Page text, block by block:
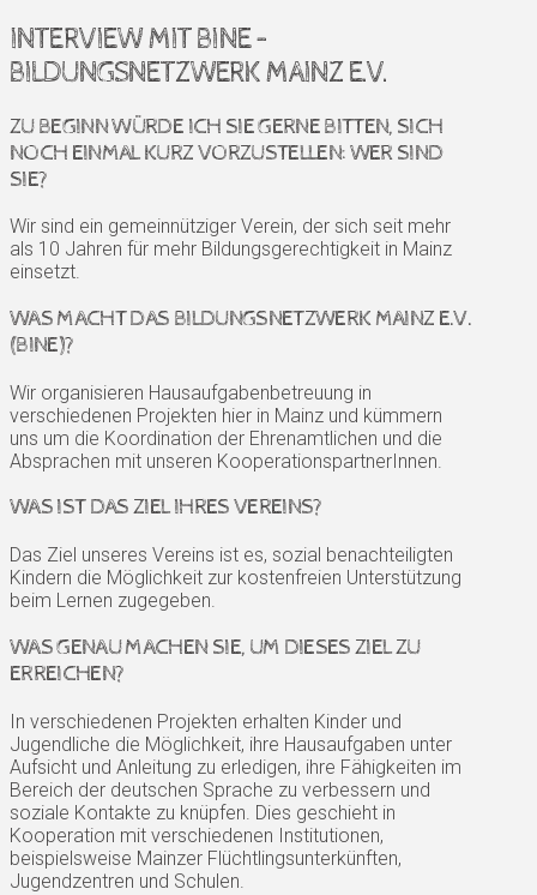
INTERVIEW MIT BINE –
BILDUNGSNETZWERK MAINZ E.V.
ZU BEGINN WÜRDE ICH SIE GERNE BITTEN, SICH
NOCH EINMAL KURZ VORZUSTELLEN: WER SIND
SIE?
Wir sind ein gemeinnütziger Verein, der sich seit mehr
als 10 Jahren für mehr Bildungsgerechtigkeit in Mainz
einsetzt.
WAS MACHT DAS BILDUNGSNETZWERK MAINZ E.V.
(BINE)?
Wir organisieren Hausaufgabenbetreuung in
verschiedenen Projekten hier in Mainz und kümmern
uns um die Koordination der Ehrenamtlichen und die
Absprachen mit unseren KooperationspartnerInnen.
WAS IST DAS ZIEL IHRES VEREINS?
Das Ziel unseres Vereins ist es, sozial benachteiligten
Kindern die Möglichkeit zur kostenfreien Unterstützung
beim Lernen zugegeben.
WAS GENAU MACHEN SIE, UM DIESES ZIEL ZU
ERREICHEN?
In verschiedenen Projekten erhalten Kinder und
Jugendliche die Möglichkeit, ihre Hausaufgaben unter
Aufsicht und Anleitung zu erledigen, ihre Fähigkeiten im
Bereich der deutschen Sprache zu verbessern und
soziale Kontakte zu knüpfen. Dies geschieht in
Kooperation mit verschiedenen Institutionen,
beispielsweise Mainzer Flüchtlingsunterkünften,
Jugendzentren und Schulen.